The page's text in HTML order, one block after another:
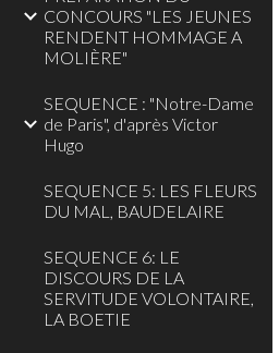
CONCOURS "LES JEUNES
RENDENT HOMMAGE A
MOLIÈRE"
SEQUENCE : "Notre-Dame
de Paris", d'après Victor
Hugo
SEQUENCE 5: LES FLEURS
DU MAL, BAUDELAIRE
SEQUENCE 6: LE
DISCOURS DE LA
SERVITUDE VOLONTAIRE,
LA BOETIE